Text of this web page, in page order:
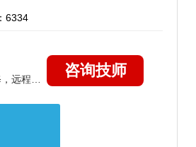
6334
咨询技师